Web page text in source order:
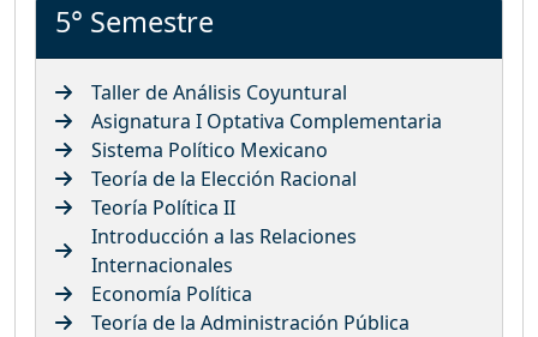
5° Semestre
Taller de Análisis Coyuntural
Asignatura I Optativa Complementaria
Sistema Político Mexicano
Teoría de la Elección Racional
Teoría Política II
Introducción a las Relaciones
Internacionales
Economía Política
Teoría de la Administración Pública